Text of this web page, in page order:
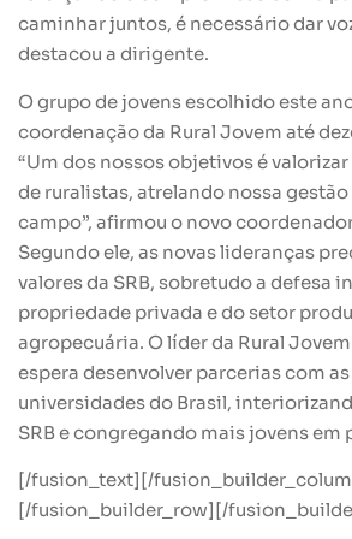
caminhar juntos, é necessário dar
destacou a dirigente.
O grupo de jovens escolhido este
coordenação da Rural Jovem até
“Um dos nossos objetivos é
de ruralistas, atrelando nossa
campo”, afirmou o novo
Segundo ele, as novas lideranças
valores da SRB, sobretudo a defesa
propriedade privada e do setor
agropecuária. O líder da Rural
espera desenvolver parcerias com
universidades do Brasil,
SRB e congregando mais jovens em
[/fusion_text][/
[/fusion_builder_row][/